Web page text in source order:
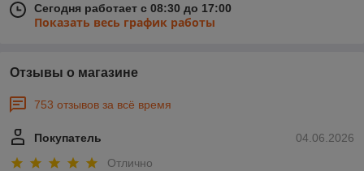
Сегодня работает с 08:30 до 17:00
Показать весь график работы
Отзывы о магазине
753 отзывов за всё время
04.06.2026
Покупатель
Отлично